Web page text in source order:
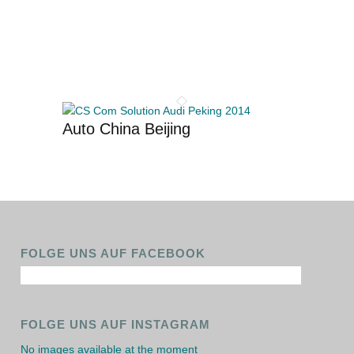
Auto China Beijing
FOLGE UNS AUF FACEBOOK
FOLGE UNS AUF INSTAGRAM
No images available at the moment